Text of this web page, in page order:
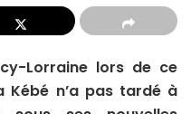
Lorraine lors de ce
Kébé n’a pas tardé à